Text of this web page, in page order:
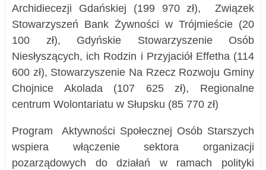
Archidiecezji Gdańskiej (199 970 zł), Związek
Stowarzyszeń Bank Żywności w Trójmieście (20
100 zł), Gdyńskie Stowarzyszenie Osób
Niesłyszących, ich Rodzin i Przyjaciół Effetha (114
600 zł), Stowarzyszenie Na Rzecz Rozwoju Gminy
Chojnice Akolada (107 625 zł), Regionalne
centrum Wolontariatu w Słupsku (85 770 zł)
Program Aktywności Społecznej Osób Starszych
wspiera włączenie sektora organizacji
pozarządowych do działań w ramach polityki